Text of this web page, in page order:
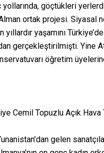
yollarında, göçtükleri
ortak projesi. Siyasal
yıllardır yaşamını
gerçekleştirilmişti. Yine
öğretim
Cemil Topuzlu Açık
gelen